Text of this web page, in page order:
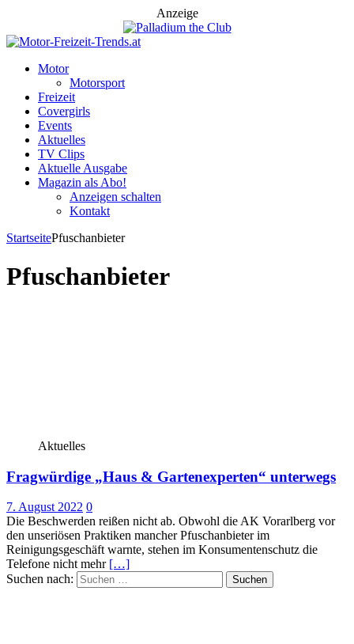
Anzeige
Motor
Motorsport
Freizeit
Covergirls
Events
Aktuelles
TV Clips
Aktuelle Ausgabe
Magazin als Abo!
Anzeigen schalten
Kontakt
StartseitePfuschanbieter
Pfuschanbieter
Aktuelles
Fragwürdige „Haus & Gartenexperten“ unterwegs
7. August 2022 0
Die Beschwerden reißen nicht ab. Obwohl die AK Vorarlberg vor
den unseriösen Praktiken mancher Pfuschanbieter im
Reinigungsgeschäft warnte, stehen im Konsumentenschutz die
Telefone nicht mehr […]
Suchen nach: